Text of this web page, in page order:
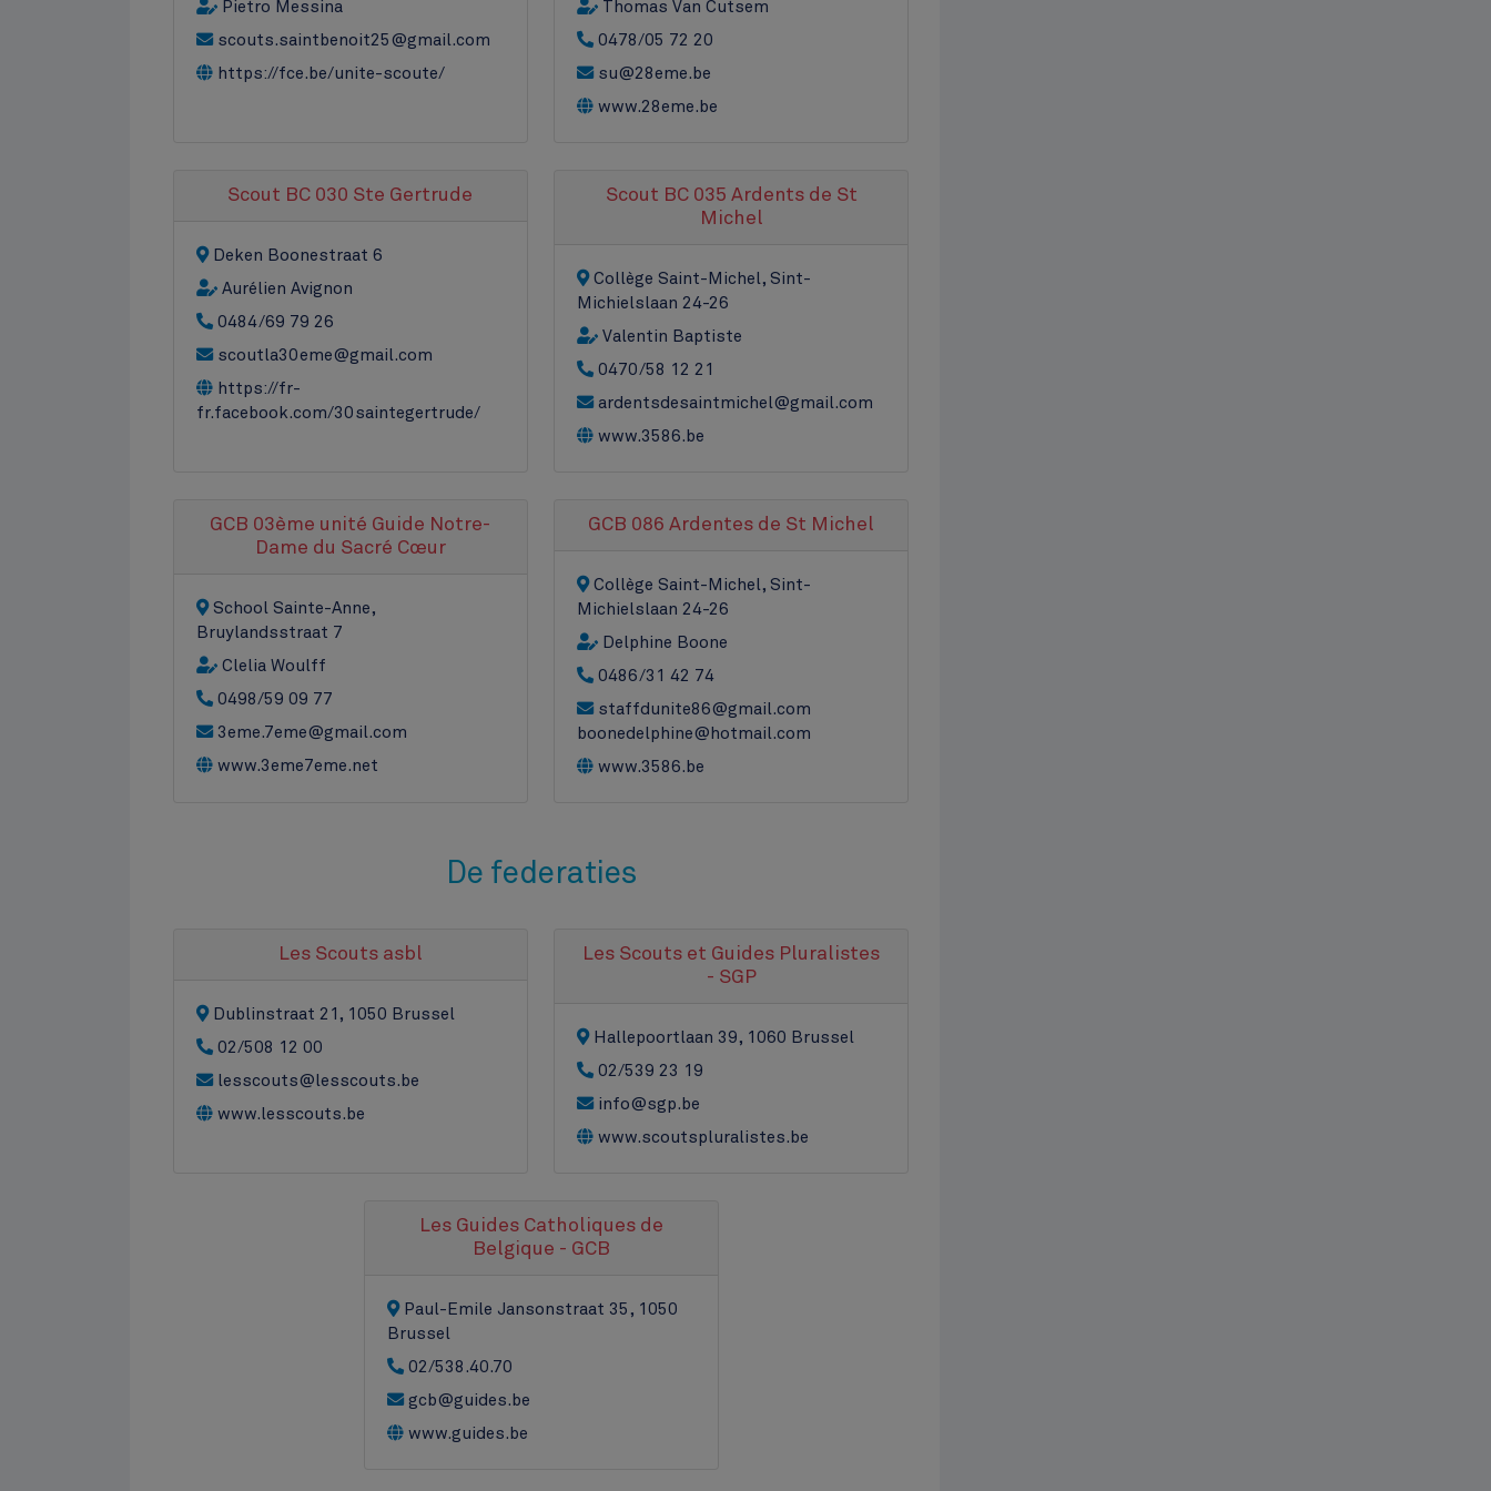
Pietro Messina
scouts.saintbenoit25@gmail.com
https://fce.be/unite-scoute/
Thomas Van Cutsem
0478/05 72 20
su@28eme.be
www.28eme.be
Scout BC 030 Ste Gertrude
Deken Boonestraat 6
Aurélien Avignon
0484/69 79 26
scoutla30eme@gmail.com
https://fr-
fr.facebook.com/30saintegertrude/
Scout BC 035 Ardents de St
Michel
Collège Saint-Michel, Sint-
Michielslaan 24-26
Valentin Baptiste
0470/58 12 21
ardentsdesaintmichel@gmail.com
www.3586.be
GCB 03ème unité Guide Notre-
Dame du Sacré Cœur
School Sainte-Anne,
Bruylandsstraat 7
Clelia Woulff
0498/59 09 77
3eme.7eme@gmail.com
www.3eme7eme.net
GCB 086 Ardentes de St Michel
Collège Saint-Michel, Sint-
Michielslaan 24-26
Delphine Boone
0486/31 42 74
staffdunite86@gmail.com
boonedelphine@hotmail.com
www.3586.be
De federaties
Les Scouts asbl
Dublinstraat 21, 1050 Brussel
02/508 12 00
lesscouts@lesscouts.be
www.lesscouts.be
Les Scouts et Guides Pluralistes
- SGP
Hallepoortlaan 39, 1060 Brussel
02/539 23 19
info@sgp.be
www.scoutspluralistes.be
Les Guides Catholiques de
Belgique - GCB
Paul-Emile Jansonstraat 35, 1050
Brussel
02/538.40.70
gcb@guides.be
www.guides.be